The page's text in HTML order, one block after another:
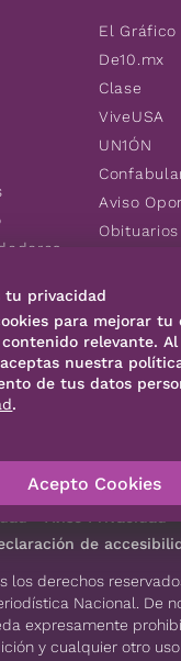
El Gráfico
De10.mx
Clase
ViveUSA
UN1ÓN
Aviso
Obituarios
Consultas
Código de
de
los derechos reservados
Nacional. De
expresamente
y cualquier otro
tu privacidad
para mejorar tu
relevante.
nuestra
de tus datos
.
Acepto Cookies